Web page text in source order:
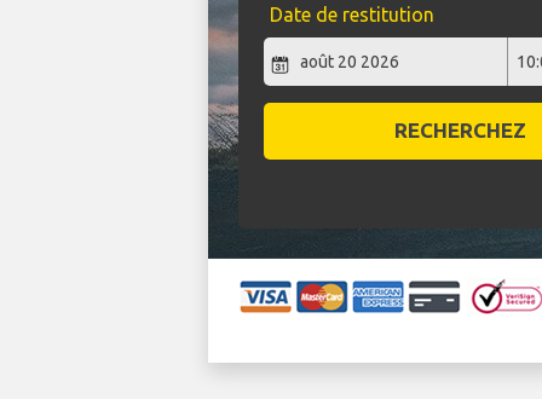
Date de restitution
RECHERCHEZ